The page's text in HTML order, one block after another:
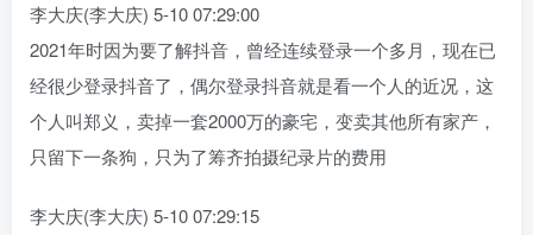
李大庆(李大庆) 5-10 07:29:00
2021年时因为要了解抖音，曾经连续登录一个多月，现在已
经很少登录抖音了，偶尔登录抖音就是看一个人的近况，这
个人叫郑义，卖掉一套2000万的豪宅，变卖其他所有家产，
只留下一条狗，只为了筹齐拍摄纪录片的费用
李大庆(李大庆) 5-10 07:29:15